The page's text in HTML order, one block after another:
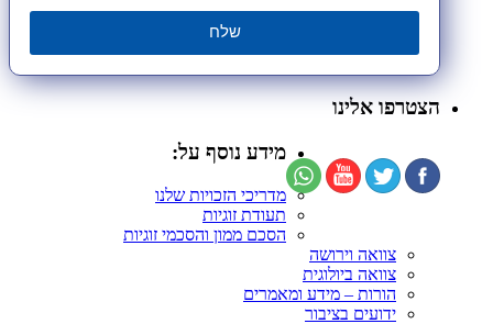
שלח
הצטרפו אלינו
מידע נוסף על:
מדריכי הזכויות שלנו
תעודת זוגיות
הסכם ממון והסכמי זוגיות
צוואה וירושה
צוואה ביולוגית
הורות – מידע ומאמרים
ידועים בציבור